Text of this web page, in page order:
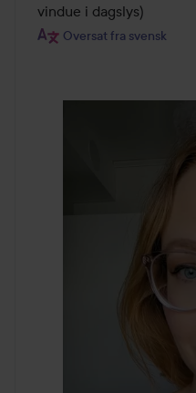
vindue i dagslys)
Oversat fra svensk